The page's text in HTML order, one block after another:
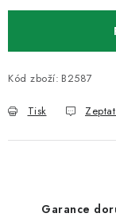
Kód zboží: B2587
Tisk
Garance